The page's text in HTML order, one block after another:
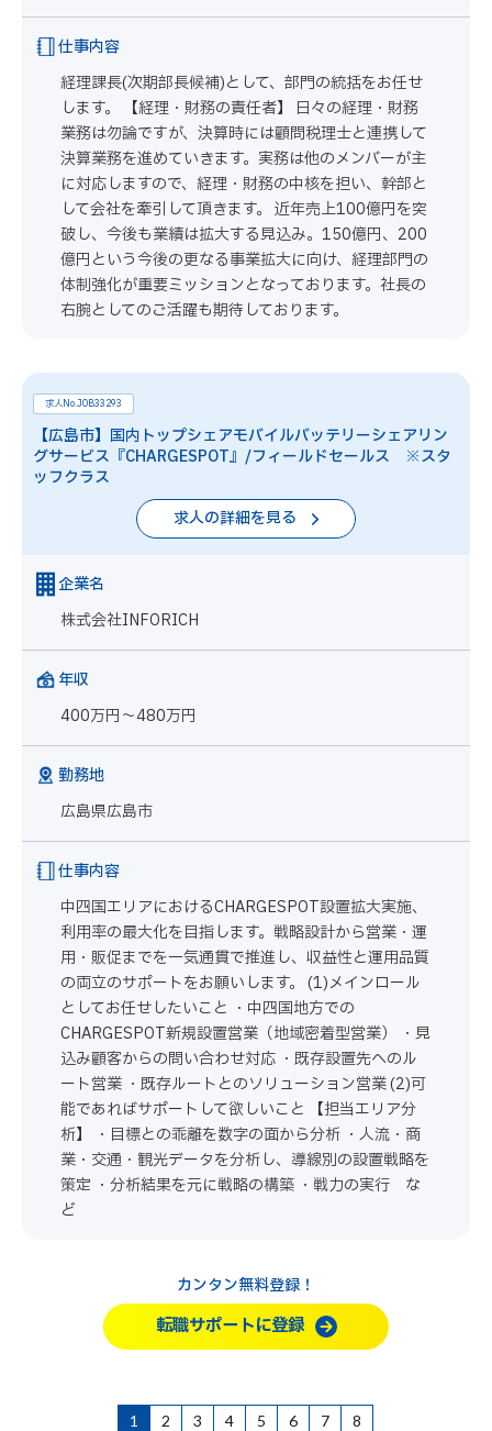
仕事内容
経理課長(次期部長候補)として、部門の統括をお任せ
します。 【経理・財務の責任者】 日々の経理・財務
業務は勿論ですが、決算時には顧問税理士と連携して
決算業務を進めていきます。実務は他のメンバーが主
に対応しますので、経理・財務の中核を担い、幹部と
して会社を牽引して頂きます。 近年売上100億円を突
破し、今後も業績は拡大する見込み。150億円、200
億円という今後の更なる事業拡大に向け、経理部門の
体制強化が重要ミッションとなっております。社長の
右腕としてのご活躍も期待しております。
求人No.JOB33293
【広島市】国内トップシェアモバイルバッテリーシェアリン
グサービス『CHARGESPOT』/フィールドセールス ※スタ
ッフクラス
求人の詳細を見る
企業名
株式会社INFORICH
年収
400万円～480万円
勤務地
広島県広島市
仕事内容
中四国エリアにおけるCHARGESPOT設置拡大実施、
利用率の最大化を目指します。戦略設計から営業・運
用・販促までを一気通貫で推進し、収益性と運用品質
の両立のサポートをお願いします。 (1)メインロール
としてお任せしたいこと ・中四国地方での
CHARGESPOT新規設置営業（地域密着型営業） ・見
込み顧客からの問い合わせ対応 ・既存設置先へのル
ート営業 ・既存ルートとのソリューション営業 (2)可
能であればサポートして欲しいこと 【担当エリア分
析】 ・目標との乖離を数字の面から分析 ・人流・商
業・交通・観光データを分析し、導線別の設置戦略を
策定 ・分析結果を元に戦略の構築 ・戦力の実行 な
ど
カンタン無料登録！
転職サポートに登録
1 2 3 4 5 6 7 8